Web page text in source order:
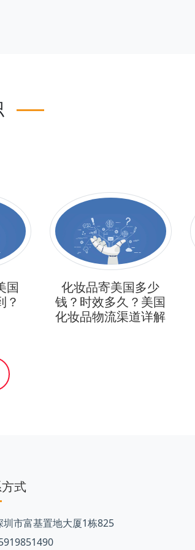
国
？
化妆品寄美国多少
钱？时效多久？美国
化妆品物流渠道详解
式
圳市富基置地大厦1栋825